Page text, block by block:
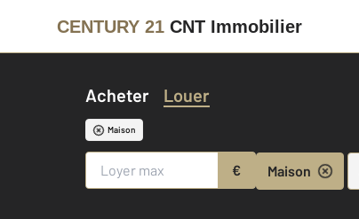
CENTURY 21 CNT Immobilier
Acheter Louer
Maison
€ Maison